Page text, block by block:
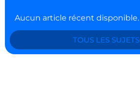
Aucun article récent disponible.
TOUS LES SUJETS